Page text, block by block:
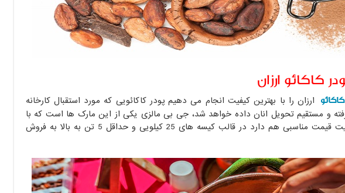
کاکائو ارزان
ارزان را با بهترین کیفیت انجام می دهیم پودر کاکائویی که مورد استقبال کارخانه
و مستقیم تحویل انان داده خواهد شد، جی بی مالزی یکی از این مارک ها است که با
توجه به کیفیت قیمت مناسبی هم دارد در قالب کیسه های 25 کیلویی و حداقل 5 تن به بالا به فروش